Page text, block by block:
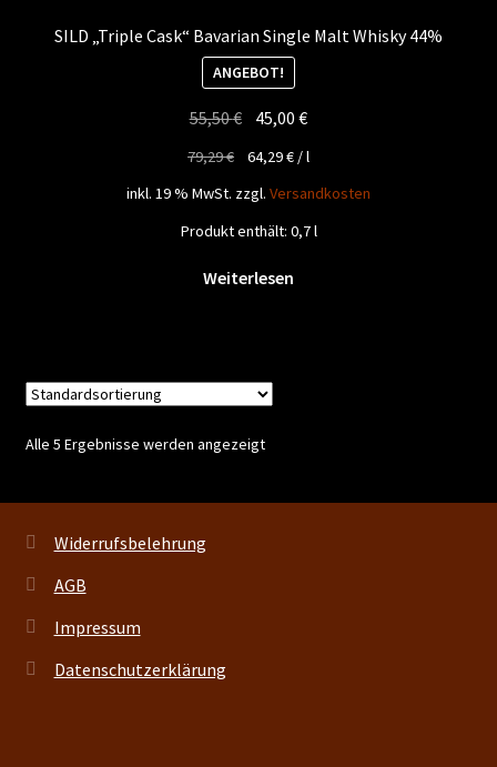
SILD „Triple Cask“ Bavarian Single Malt Whisky 44%
ANGEBOT!
55,50€ Ursprünglicher
55,50 €
45,00€Aktueller
45,00 €.
79,29€ 64,29€/l
inkl. 19 % MwSt. zzgl. Versandkosten
Produkt enthält: 0,7l
Weiterlesen
Alle 5 Ergebnisse werden angezeigt
Widerrufsbelehrung
AGB
Impressum
Datenschutzerklärung